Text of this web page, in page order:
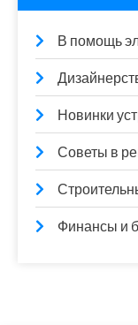
В помощь
Новинки
Советы в
Финансы и